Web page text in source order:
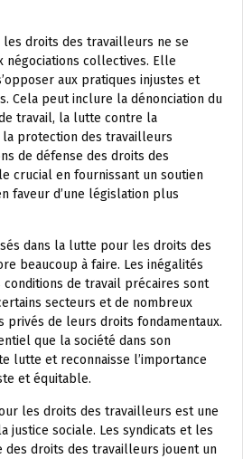
droits des travailleurs ne se
négociations collectives. Elle
aux pratiques injustes et
Cela peut inclure la dénonciation du
travail, la lutte contre la
protection des travailleurs
de défense des droits des
crucial en fournissant un soutien
faveur d’une législation plus
dans la lutte pour les droits des
beaucoup à faire. Les inégalités
de travail précaires sont
secteurs et de nombreux
de leurs droits fondamentaux.
que la société dans son
lutte et reconnaisse l’importance
et équitable.
les droits des travailleurs est une
justice sociale. Les syndicats et les
des droits des travailleurs jouent un